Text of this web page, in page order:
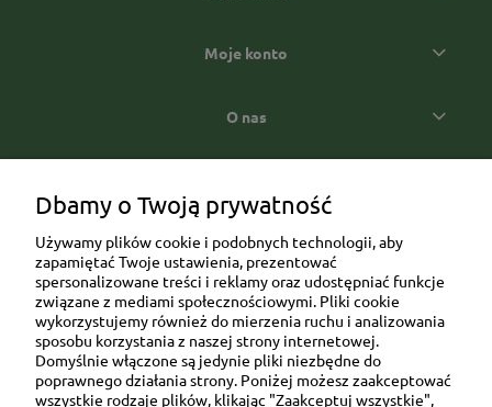
Moje konto
O nas
Ul. Brukowa 6/8 lok. 57/58
Dbamy o Twoją prywatność
Używamy plików cookie i podobnych technologii, aby
zapamiętać Twoje ustawienia, prezentować
spersonalizowane treści i reklamy oraz udostępniać funkcje
związane z mediami społecznościowymi. Pliki cookie
wykorzystujemy również do mierzenia ruchu i analizowania
sposobu korzystania z naszej strony internetowej.
Domyślnie włączone są jedynie pliki niezbędne do
poprawnego działania strony. Poniżej możesz zaakceptować
wszystkie rodzaje plików, klikając "Zaakceptuj wszystkie",